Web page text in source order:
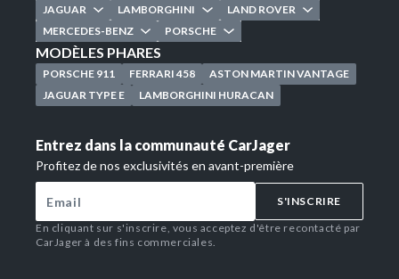
JAGUAR
LAMBORGHINI
LAND ROVER
MERCEDES-BENZ
PORSCHE
MODÈLES PHARES
PORSCHE 911 FERRARI 458
ASTON MARTIN VANTAGE
JAGUAR TYPE E
LAMBORGHINI HURACAN
Entrez dans la communauté CarJager
Profitez de nos exclusivités en avant-première
S'INSCRIRE
En cliquant sur s'inscrire, vous acceptez d'être recontacté par
CarJager à des fins commerciales.